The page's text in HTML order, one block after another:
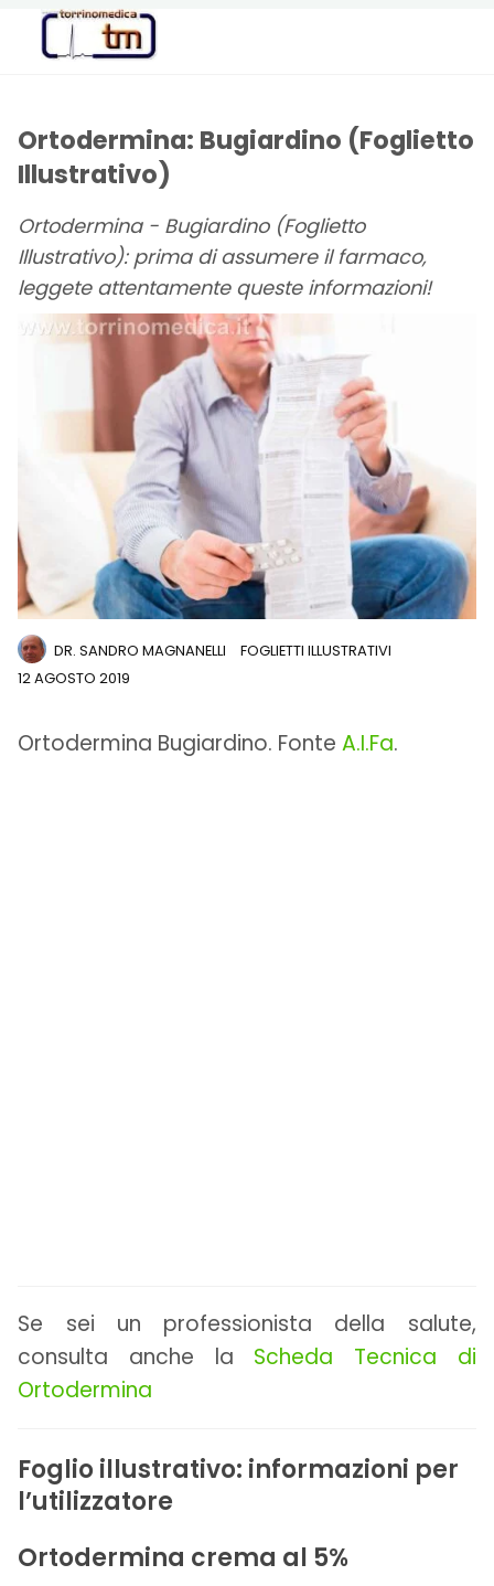
Ortodermina: Bugiardino (Foglietto
Illustrativo)
Ortodermina - Bugiardino (Foglietto
Illustrativo): prima di assumere il farmaco,
leggete attentamente queste informazioni!
DR. SANDRO MAGNANELLI
FOGLIETTI ILLUSTRATIVI
12 AGOSTO 2019
Ortodermina Bugiardino. FonteA.I.Fa.
Se sei un professionista della salute,
consulta anche la Scheda Tecnica di
Ortodermina
Foglio illustrativo: informazioni per
l’utilizzatore
Ortodermina crema al 5%